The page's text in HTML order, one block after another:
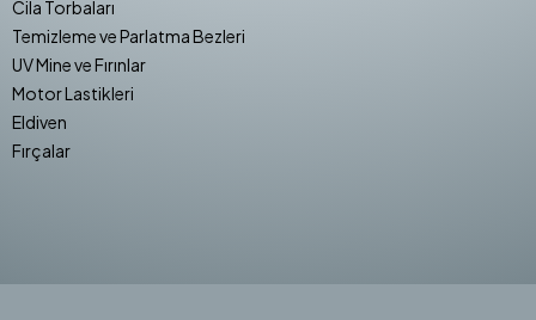
Cila Torbaları
Temizleme ve Parlatma Bezleri
UV Mine ve Fırınlar
Motor Lastikleri
Eldiven
Fırçalar